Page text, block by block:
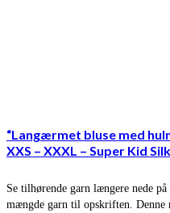
“Langærmet bluse med
XXS – XXXL – Super Kid
Se tilhørende garn længere nede
mængde garn til opskriften. Denne